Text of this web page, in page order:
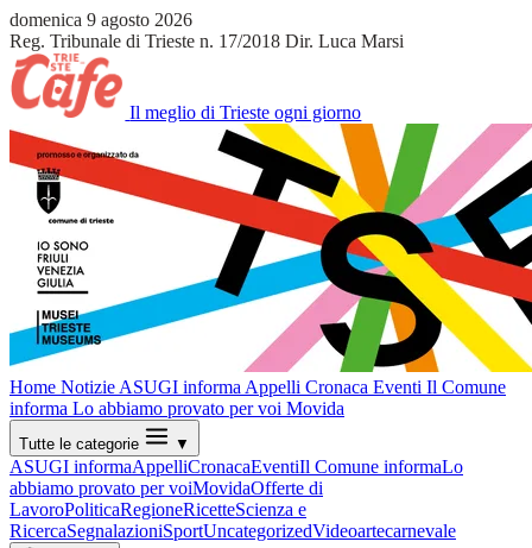
domenica 9 agosto 2026
Reg. Tribunale di Trieste n. 17/2018 Dir. Luca Marsi
Il meglio di Trieste ogni giorno
Home Notizie ASUGI informa Appelli Cronaca Eventi Il Comune
informa Lo abbiamo provato per voi Movida
Tutte le categorie ▼
ASUGI informaAppelliCronacaEventiIl Comune informaLo
abbiamo provato per voiMovidaOfferte di
LavoroPoliticaRegioneRicetteScienza e
RicercaSegnalazioniSportUncategorizedVideoartecarnevale